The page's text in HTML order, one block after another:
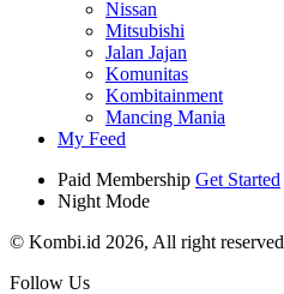
Nissan
Mitsubishi
Jalan Jajan
Komunitas
Kombitainment
Mancing Mania
My Feed
Paid Membership Get Started
Night Mode
© Kombi.id 2026, All right reserved
Follow Us